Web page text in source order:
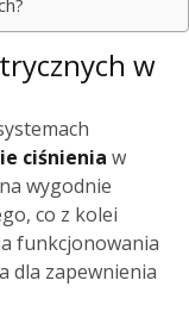
w
ciśnienia w
wygodnie
co z kolei
funkcjonowania
dla zapewnienia